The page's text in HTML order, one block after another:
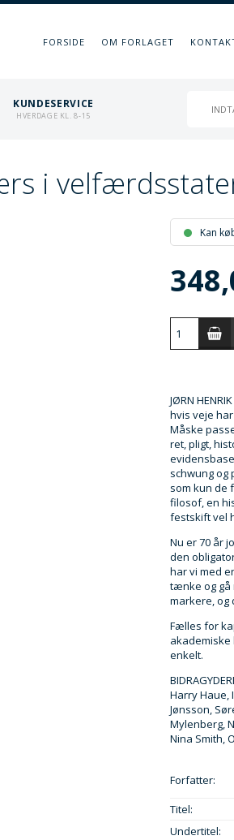
FORSIDE OM FORLAGET
KUNDESERVICE
HVERDAGE KL. 8-15
i
Kan
JØRN
hvis veje
Måske
ret, pligt,
schwung og
som kun de
filosof, en
festskift vel
Nu er 70 år
den
har vi med
tænke og gå
markere, og
Fælles for
akademiske
enkelt.
Harry Haue,
Jønsson,
Mylenberg,
Nina Smith,
Forfatter:
Titel:
Undertitel: